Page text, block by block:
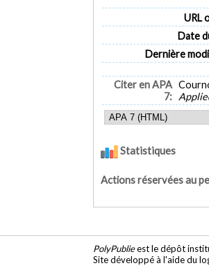
URL
Date
Dernière
Citer en APA
7:
Statistiques
Actions réservées au
PolyPublieest le dépôt
Site développé à l'aide du